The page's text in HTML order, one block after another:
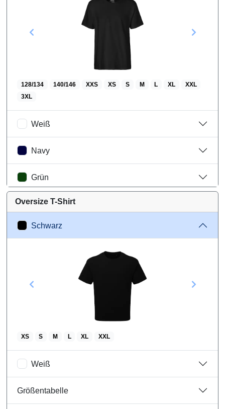
Wareninformationen
128/134 140/146 XXS XS S M L XL
XXL
3XL
Weiß
Navy
Grün
Bordeaux
Größentabelle
Wareninformationen
Oversize T-Shirt
Schwarz
XS S M L XL XXL
Weiß
Größentabelle